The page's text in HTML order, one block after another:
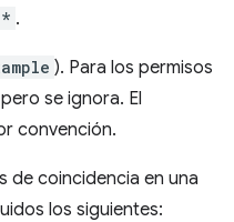
.
). Para los permisos
se ignora. El
convención.
de coincidencia en una
los siguientes: